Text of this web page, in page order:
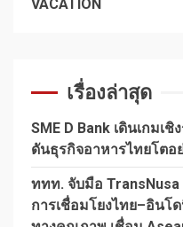
VACATION
เรื่องล่าสุด
SME D Bank เดินเกมเ
ดันธุรกิจอาหารไทยโตอ
ททท. จับมือ
การเชื่อมโยงไทย–อินโ